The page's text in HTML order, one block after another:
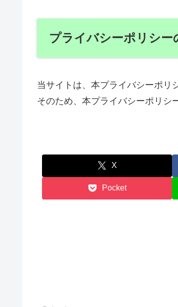
プライバシーポリシー
当サイトは、本プライバシーポリ
そのため、本プライバシーポリシ
X
Pocket